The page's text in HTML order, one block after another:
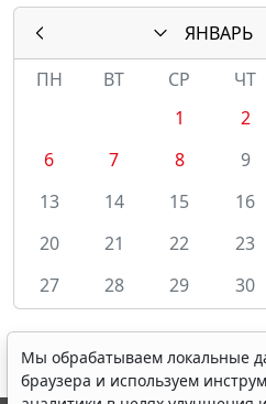
ЯНВАРЬ
ПН
ВТ СР ЧТ
1
2
6
7 8 9
13
14 15 16
20
21 22 23
27
28 29 30
Мы обрабатываем локальные
браузера и используем